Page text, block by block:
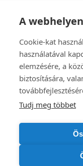
Alexej
Ügyfélszolgálat
Lépj kapcsolatba velünk
+420 705 917 585
ÁFA: CZ17832845
A
Cookie-kat
használatával
elemzésére, a
biztosítására,
Tudj meg többet